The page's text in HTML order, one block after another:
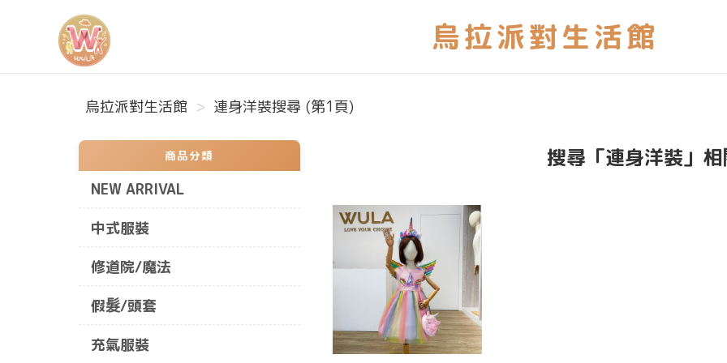
烏拉派對生活館
烏拉派對生活館 連身洋裝搜尋 (第1頁)
商品分類
NEW ARRIVAL
中式服裝
修道院/魔法
假髮/頭套
充氣服裝
搜尋「連身洋裝」